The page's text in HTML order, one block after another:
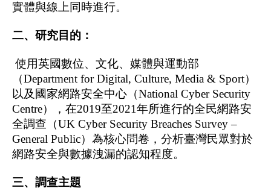
實體與線上同時進行。
二、研究目的：
（Department for Digital, Culture, Media & Sport）
以及國家網路安全中心（National Cyber Security
Centre），在2019至2021年所進行的全民網路安
全調查（UK Cyber Security Breaches Survey –
General Public）為核心問卷，分析臺灣民眾對於
網路安全與數據洩漏的認知程度。
三、調查主題